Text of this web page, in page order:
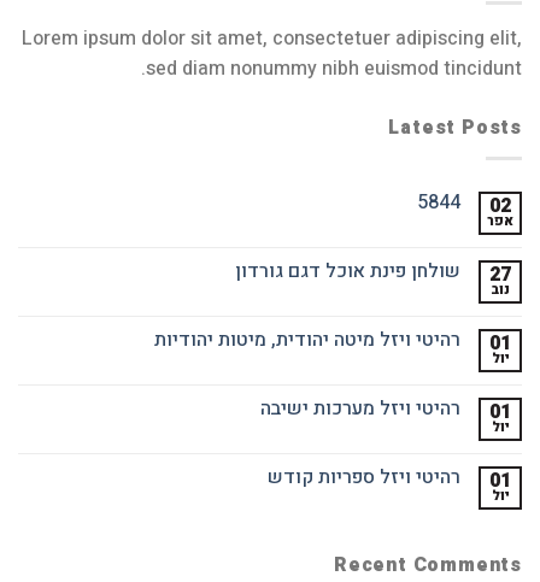
Lorem ipsum dolor sit amet, consectetuer adipiscing elit,
sed diam nonummy nibh euismod tincidunt.
Latest Posts
02
אפר
5844
27
נוב
שולחן פינת אוכל דגם גורדון
01
יול
רהיטי ויזל מיטה יהודית, מיטות יהודיות
01
יול
רהיטי ויזל מערכות ישיבה
01
יול
רהיטי ויזל ספריות קודש
Recent Comments